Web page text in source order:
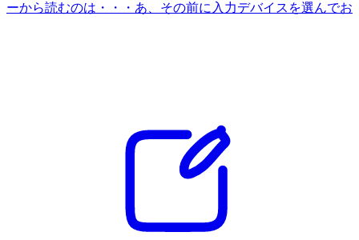
ーから読むのは・・・あ、その前に入力デバイスを選んでお